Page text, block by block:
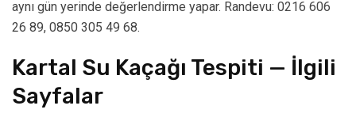
aynı gün yerinde değerlendirme yapar. Randevu: 0216 606
26 89, 0850 305 49 68.
Kartal Su Kaçağı Tespiti — İlgili
Sayfalar